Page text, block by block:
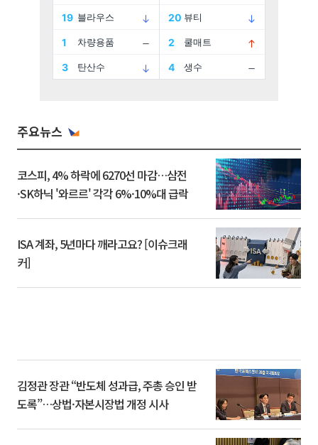
주요뉴스
코스피, 4% 하락에 6270선 마감…삼전
·SK하닉 '와르르' 각각 6%·10%대 급락
ISA 계좌, 5년마다 깨라고요? [이슈크래
커]
김정관 장관 “반도체 성과급, 주총 승인 받
도록”…상법·자본시장법 개정 시사